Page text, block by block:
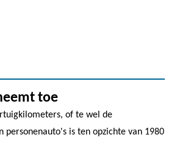
toe
of te wel de
personenauto's is ten opzichte van 1980